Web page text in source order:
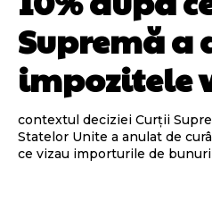
Supremă a
impozitele
contextul deciziei Curții
Statelor Unite a anulat de
ce vizau importurile de